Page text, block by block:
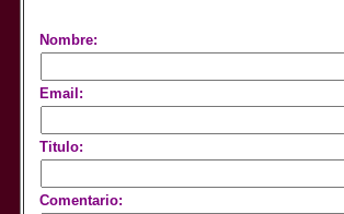
Nombre:
Email:
Titulo:
Comentario: